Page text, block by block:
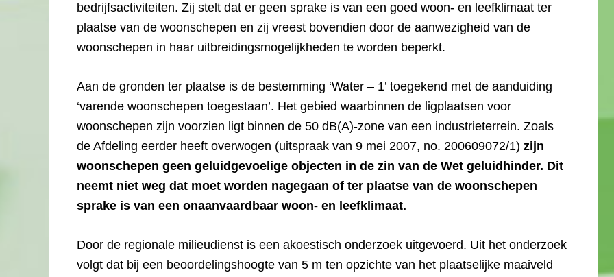
bedrijfsactiviteiten. Zij stelt dat er geen sprake is van een goed woon- en leefklimaat ter
plaatse van de woonschepen en zij vreest bovendien door de aanwezigheid van de
woonschepen in haar uitbreidingsmogelijkheden te worden beperkt.
Aan de gronden ter plaatse is de bestemming ‘Water – 1’ toegekend met de aanduiding
‘varende woonschepen toegestaan’. Het gebied waarbinnen de ligplaatsen voor
woonschepen zijn voorzien ligt binnen de 50 dB(A)-zone van een industrieterrein. Zoals
de Afdeling eerder heeft overwogen (uitspraak van 9 mei 2007, no. 200609072/1) zijn
woonschepen geen geluidgevoelige objecten in de zin van de Wet geluidhinder. Dit
neemt niet weg dat moet worden nagegaan of ter plaatse van de woonschepen
sprake is van een onaanvaardbaar woon- en leefklimaat.
Door de regionale milieudienst is een akoestisch onderzoek uitgevoerd. Uit het onderzoek
volgt dat bij een beoordelingshoogte van 5 m ten opzichte van het plaatselijke maaiveld